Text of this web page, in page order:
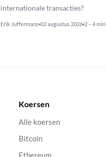
internationale transacties?
Erik Juffermans 02 augustus 2026 2 – 4 min
Koersen
Alle koersen
Bitcoin
Ethereum